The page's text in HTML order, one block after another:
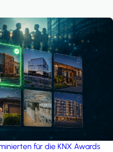
für die KNX Awards